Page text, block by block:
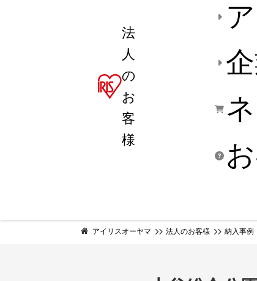
法
人
の
お
客
様
アイリスオーヤマ 法人のお客様 納入事例